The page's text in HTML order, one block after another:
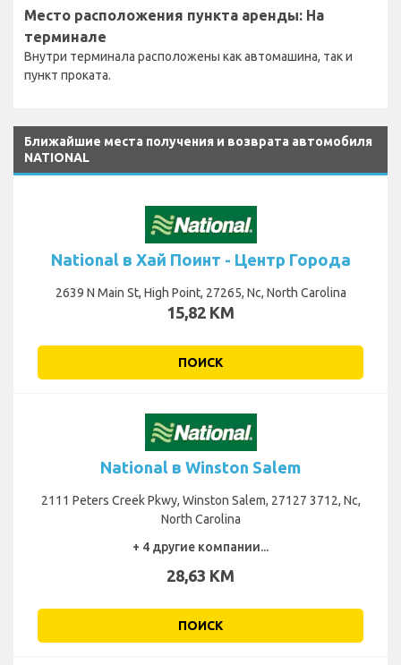
Место расположения пункта аренды: На
терминале
Внутри терминала расположены как автомашина, так и
пункт проката.
Ближайшие места получения и возврата автомобиля
NATIONAL
National в Хай Поинт - Центр Города
2639 N Main St, High Point, 27265, Nc, North Carolina
15,82 KM
ПОИСК
National в Winston Salem
2111 Peters Creek Pkwy, Winston Salem, 27127 3712, Nc,
North Carolina
+ 4 другие компании...
28,63 KM
ПОИСК